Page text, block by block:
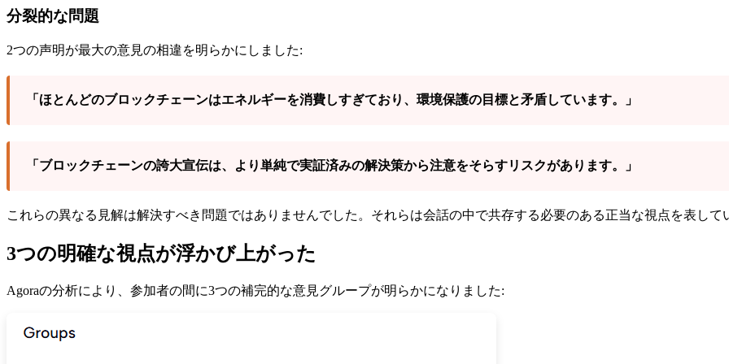
分裂的な問題
2つの声明が最大の意見の相違を明らかにしました:
「ほとんどのブロックチェーンはエネルギーを消費しすぎており、環境保護の目標と矛盾しています。」
「ブロックチェーンの誇大宣伝は、より単純で実証済みの解決策から注意をそらすリスクがあります。」
これらの異なる見解は解決すべき問題ではありませんでした。それらは会話の中で共存する必要のある正当な視点を表して
3つの明確な視点が浮かび上がった
Agoraの分析により、参加者の間に3つの補完的な意見グループが明らかになりました: